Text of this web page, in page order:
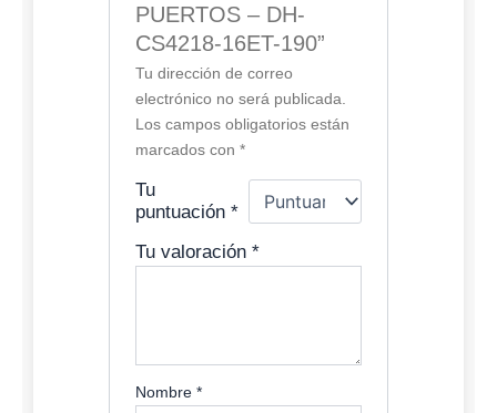
PUERTOS – DH-
CS4218-16ET-190”
Tu dirección de correo
electrónico no será publicada.
Los campos obligatorios están
marcados con*
Tu
puntuación*
Tu valoración*
Nombre*